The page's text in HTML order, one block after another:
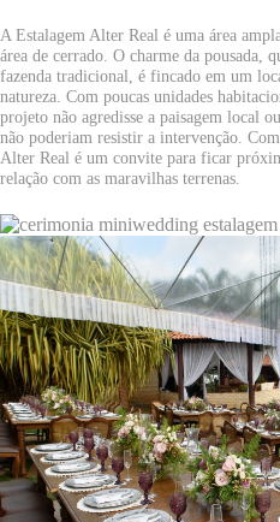
A Estalagem Alter Real é uma área
área de cerrado. O charme da pousada,
fazenda tradicional, é fincado em um
natureza. Com poucas unidades
projeto não agredisse a paisagem local
não poderiam resistir a intervenção.
Alter Real é um convite para ficar
relação com as maravilhas terrenas.